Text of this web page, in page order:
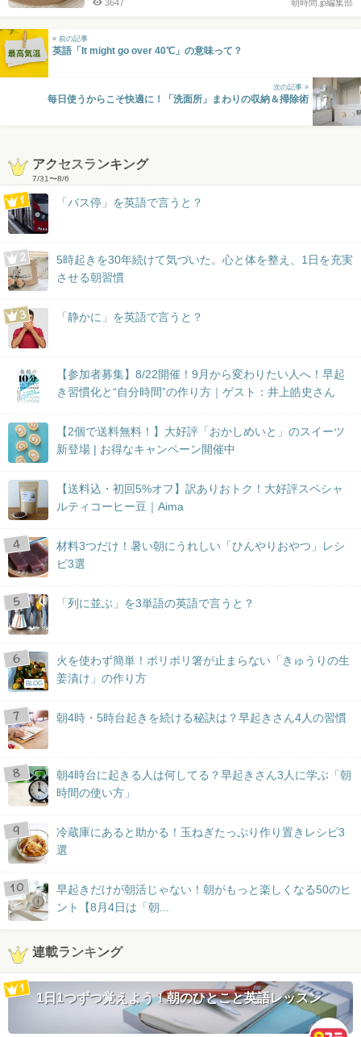
朝時間.jp編集部
3647
« 前の記事
英語「It might go over 40℃」の意味って？
次の記事 »
毎日使うからこそ快適に！「洗面所」まわりの収納＆掃除術
アクセスランキング
7/31〜8/6
「バス停」を英語で言うと？
5時起きを30年続けて気づいた。心と体を整え、1日を充実
させる朝習慣
「静かに」を英語で言うと？
【参加者募集】8/22開催！9月から変わりたい人へ！早起
き習慣化と“自分時間”の作り方｜ゲスト：井上皓史さん
【2個で送料無料！】大好評「おかしめいと」のスイーツ
新登場 | お得なキャンペーン開催中
【送料込・初回5%オフ】訳ありおトク！大好評スペシャ
ルティコーヒー豆｜Aima
材料3つだけ！暑い朝にうれしい「ひんやりおやつ」レシ
ピ3選
「列に並ぶ」を3単語の英語で言うと？
BLOG
火を使わず簡単！ポリポリ箸が止まらない「きゅうりの生
姜漬け」の作り方
朝4時・5時台起きを続ける秘訣は？早起きさん4人の習慣
朝4時台に起きる人は何してる？早起きさん3人に学ぶ「朝
時間の使い方」
冷蔵庫にあると助かる！玉ねぎたっぷり作り置きレシピ3
選
早起きだけが朝活じゃない！朝がもっと楽しくなる50のヒ
ント【8月4日は「朝...
連載ランキング
1日1つずつ覚えよう！朝のひとこと英語レッスン